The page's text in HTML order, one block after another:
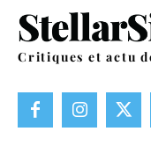
Critiques et actu